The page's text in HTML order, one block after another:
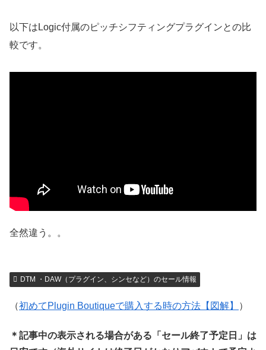
以下はLogic付属のピッチシフティングプラグインとの比
較です。
全然違う。。
DTM ・DAW（プラグイン、シンセなど）のセール情報
（初めてPlugin Boutiqueで購入する時の方法【図解】 ）
＊記事中の表示される場合がある「セール終了予定日」は